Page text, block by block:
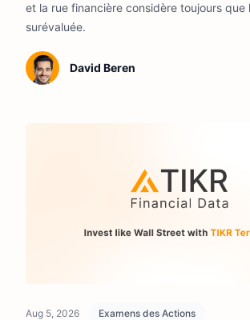
et la rue financière considère toujours que
surévaluée.
David Beren
Aug 5, 2026 Examens des Actions